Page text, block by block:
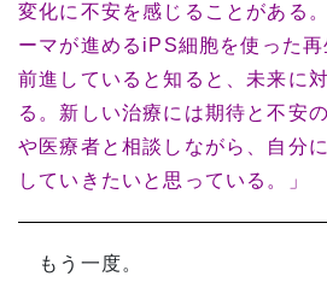
変化に不安を感じることがある
ーマが進めるiPS細胞を使った
前進していると知ると、未来に
る。新しい治療には期待と不安
や医療者と相談しながら、自分
していきたいと思っている。」
もう一度。